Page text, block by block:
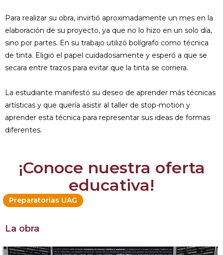
Para realizar su obra, invirtió aproximadamente un mes en la
elaboración de su proyecto, ya que no lo hizo en un solo día,
sino por partes. En su trabajo utilizó bolígrafo como técnica
de tinta. Eligió el papel cuidadosamente y esperó a que se
secara entre trazos para evitar que la tinta se corriera.
La estudiante manifestó su deseo de aprender más técnicas
artísticas y que quería asistir al taller de stop-motion y
aprender esta técnica para representar sus ideas de formas
diferentes.
¡Conoce nuestra oferta
educativa!
Preparatorias UAG
La obra